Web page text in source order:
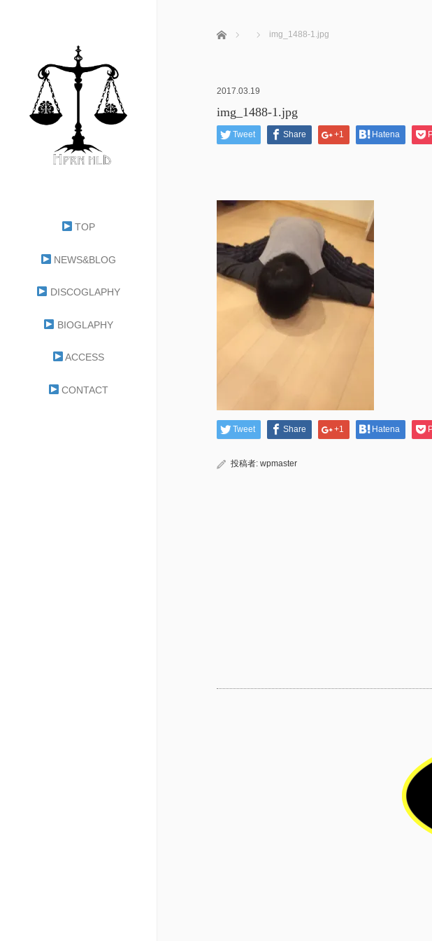
TOP
NEWS&BLOG
DISCOGLAPHY
BIOGLAPHY
ACCESS
CONTACT
ホーム img_1488-1.jpg
2017.03.19
img_1488-1.jpg
Tweet Share +1 Hatena
Tweet Share +1 Hatena
投稿者: wpmaster